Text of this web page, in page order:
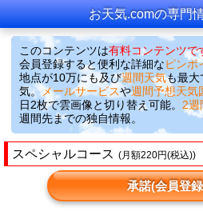
お天気.comの専門
このコンテンツは有料コンテンツで
会員登録すると便利な詳細なピンポ
地点が10万にも及び週間天気も最大
気。 メールサービスや週間予想天気
日2枚で雲画像と切り替え可能。 2週
週間先までの独自情報。
スペシャルコース (月額220円(税込))
承諾(会員登